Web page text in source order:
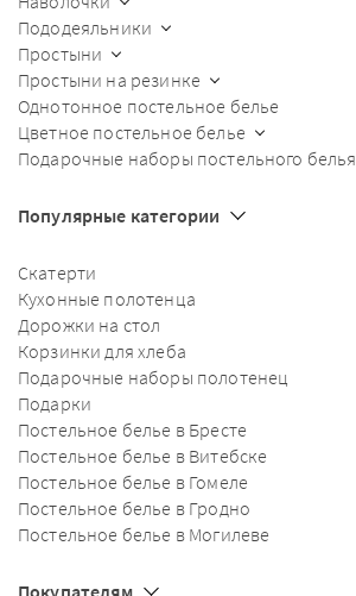
Пододеяльники
Простыни
Простыни на резинке
Однотонное постельное белье
Цветное постельное белье
Подарочные наборы постельного белья
Популярные категории
Скатерти
Кухонные полотенца
Дорожки на стол
Корзинки для хлеба
Подарочные наборы полотенец
Подарки
Постельное белье в Бресте
Постельное белье в Витебске
Постельное белье в Гомеле
Постельное белье в Гродно
Постельное белье в Могилеве
Покупателям